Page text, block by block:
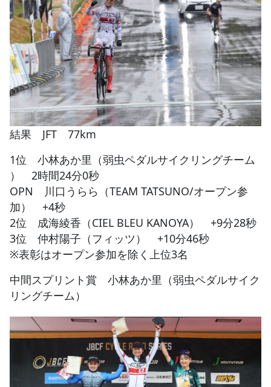
結果 JFT 77km
1位 小林あか里（弱虫ペダルサイクリングチーム
） 2時間24分0秒
OPN 川口うらら（TEAM TATSUNO/オープン参
加） +4秒
2位 成海綾香（CIEL BLEU KANOYA） +9分28秒
3位 仲村陽子（フィッツ） +10分46秒
※表彰はオープン参加を除く上位3名
中間スプリント賞 小林あか里（弱虫ペダルサイク
リングチーム）